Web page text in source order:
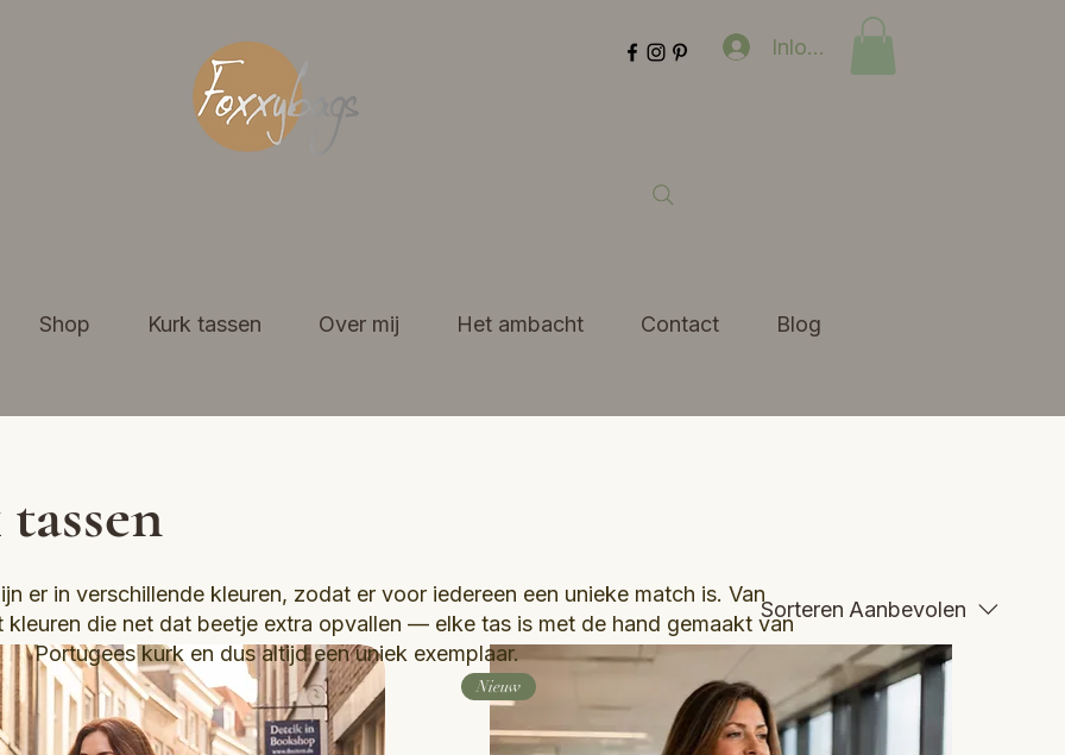
Inloggen
Shop Kurk tassen Over mij Het ambacht Contact Blog
Sorteren Aanbevolen
Nieuw
er in verschillende kleuren, zodat er voor iedereen een unieke match is. Van
die net dat beetje extra opvallen — elke tas is met de hand gemaakt van
Portugees kurk en dus altijd een uniek exemplaar.